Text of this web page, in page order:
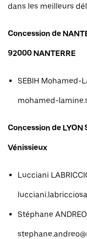
dans les meilleurs
Concession de
92000 NANTERRE
SEBIH Mohamed-
mohamed-
Concession de LYON
Vénissieux
Lucciani
Stéphane